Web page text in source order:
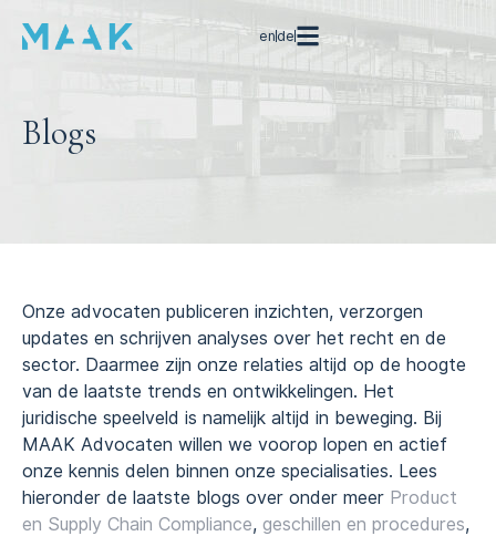
ende
Blogs
Onze advocaten publiceren inzichten, verzorgen
updates en schrijven analyses over het recht en de
sector. Daarmee zijn onze relaties altijd op de hoogte
van de laatste trends en ontwikkelingen. Het
juridische speelveld is namelijk altijd in beweging. Bij
MAAK Advocaten willen we voorop lopen en actief
onze kennis delen binnen onze specialisaties. Lees
hieronder de laatste blogs over onder meer Product
en Supply Chain Compliance, geschillen en procedures,